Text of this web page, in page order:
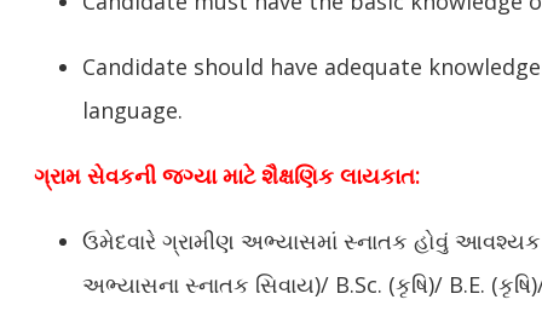
Candidate should have adequate
language.
ગ્રામ સેવકની જગ્યા માટે શૈક્ષણિક લાયકાત:
ઉમેદવારે ગ્રામીણ અભ્યાસમાં સ્નાતક હોવું
અભ્યાસના સ્નાતક સિવાય)/ B.Sc. (કૃષિ)/ B.E.